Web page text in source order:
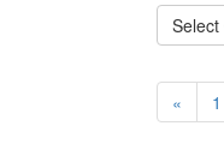
« 1